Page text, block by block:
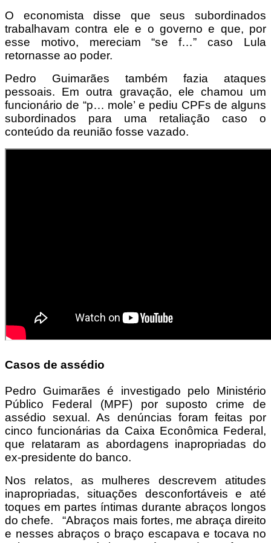
O economista disse que seus subordinados
trabalhavam contra ele e o governo e que, por
esse motivo, mereciam “se f…” caso Lula
retornasse ao poder.
Pedro Guimarães também fazia ataques
pessoais. Em outra gravação, ele chamou um
funcionário de “p… mole’ e pediu CPFs de alguns
subordinados para uma retaliação caso o
conteúdo da reunião fosse vazado.
Casos de assédio
Pedro Guimarães é investigado pelo Ministério
Público Federal (MPF) por suposto crime de
assédio sexual. As denúncias foram feitas por
cinco funcionárias da Caixa Econômica Federal,
que relataram as abordagens inapropriadas do
ex-presidente do banco.
Nos relatos, as mulheres descrevem atitudes
inapropriadas, situações desconfortáveis e até
toques em partes íntimas durante abraços longos
do chefe. “Abraços mais fortes, me abraça direito
e nesses abraços o braço escapava e tocava no